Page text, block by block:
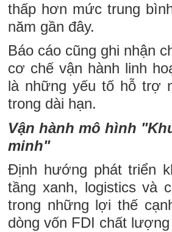
thấp hơn mức trung
năm gần đây.
Báo cáo cũng ghi nhận
cơ chế vận hành linh
là những yếu tố hỗ trợ
trong dài hạn.
Vận hành mô hình
minh"
Định hướng phát triển
tầng xanh, logistics và
trong những lợi thế
dòng vốn FDI chất lượng